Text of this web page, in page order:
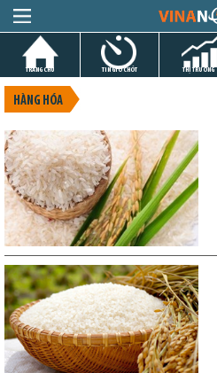
TRANG CHỦ TIN GIỜ CHÓT THỊ TRƯỜNG
HÀNG HÓA